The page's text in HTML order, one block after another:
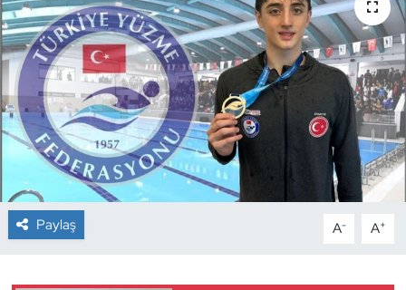
Paylaş A- A+
Buz Pateni
Çim Hokeyi
Cimnastik
Curling
Dağcılık